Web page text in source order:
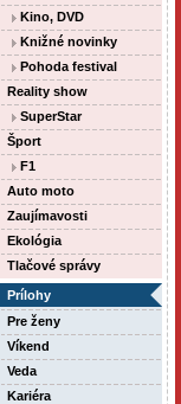
Kino, DVD
Knižné novinky
Pohoda festival
Reality show
SuperStar
Šport
F1
Auto moto
Zaujímavosti
Ekológia
Tlačové správy
Prílohy
Pre ženy
Víkend
Veda
Kariéra